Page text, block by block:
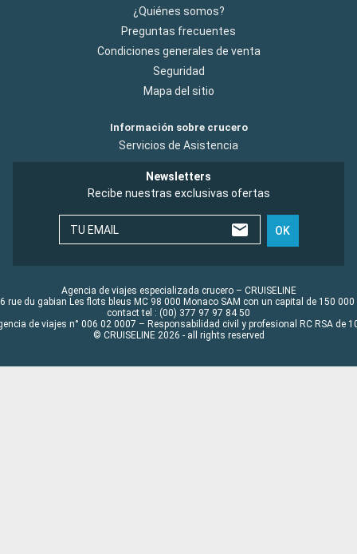
¿Quiénes somos?
Preguntas frecuentes
Condiciones generales de venta
Seguridad
Mapa del sitio
Información sobre crucero
Servicios de Asistencia
Newsletters
Recibe nuestras exclusivas ofertas
TU EMAIL OK
Agencia de viajes especializada crucero – CRUISELINE
rue du gabian Les flots bleus MC 98 000 Monaco SAM con un capital de 150 000
contact tel : (00) 377 97 97 84 50
de viajes n° 006 02 0007 – Responsabilidad civil y profesional RC RSA de
© CRUISELINE 2026 - all rights reserved